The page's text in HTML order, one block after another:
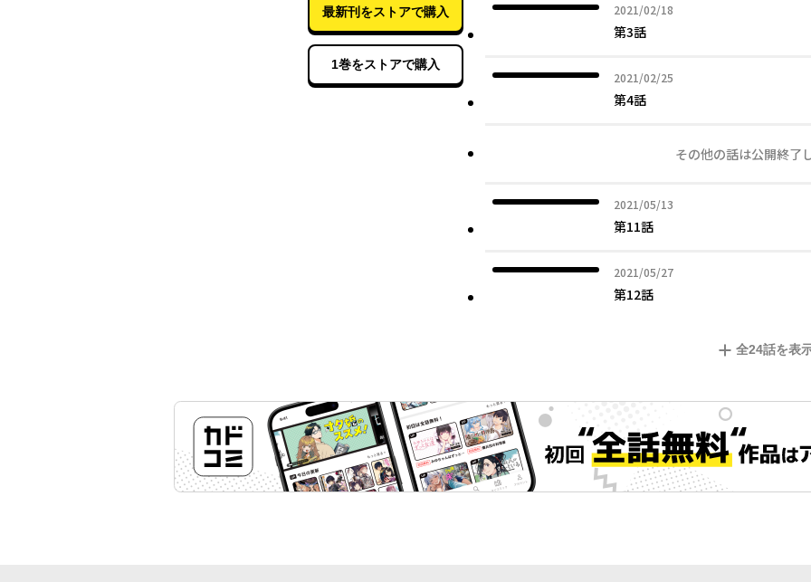
最新刊をストアで購入
1巻をストアで購入
2021/02/18
2021年02月18日
第3話
2021/02/25
2021年02月25日
第4話
その他の話は公開終了
2021/05/13
2021年05月13日
第11話
2021/05/27
2021年05月27日
第12話
全24話を表